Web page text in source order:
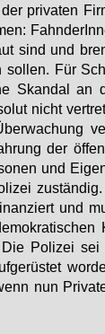
pri­va­ten
sind und
sol­len. Für
Skan­dal an
nicht
der
und
und
Die Po­li­zei
nun